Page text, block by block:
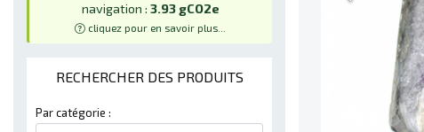
navigation : 3.93 gCO2e
cliquez pour en savoir plus...
RECHERCHER DES PRODUITS
Par catégorie :